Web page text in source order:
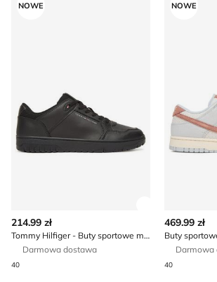
NOWE
214.99 zł
Tommy Hilfiger - Buty sportowe męskie na jesień
Darmowa dostawa
40
NOWE
469.99 zł
Darmowa
40